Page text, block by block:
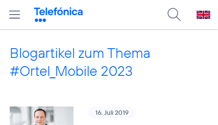
Blogartikel zum Thema
#Ortel_Mobile 2023
16. Juli 2019